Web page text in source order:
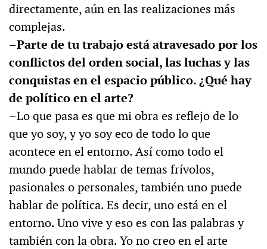
directamente, aún en las realizaciones más
complejas.
–Parte de tu trabajo está atravesado por los
conflictos del orden social, las luchas y las
conquistas en el espacio público. ¿Qué hay
de político en el arte?
–Lo que pasa es que mi obra es reflejo de lo
que yo soy, y yo soy eco de todo lo que
acontece en el entorno. Así como todo el
mundo puede hablar de temas frívolos,
pasionales o personales, también uno puede
hablar de política. Es decir, uno está en el
entorno. Uno vive y eso es con las palabras y
también con la obra. Yo no creo en el arte